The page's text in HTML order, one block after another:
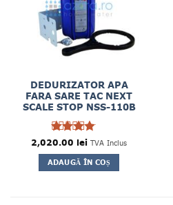
DEDURIZATOR APA
FARA SARE TAC NEXT
SCALE STOP NSS-110B
Evaluat
la4din
5
2,020.00 lei TVA Inclus
ADAUGĂ ÎN COȘ